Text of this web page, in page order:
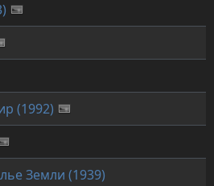
(1992)
Земли (1939)